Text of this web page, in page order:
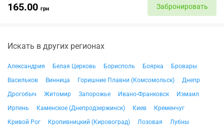
165.00 грн Забронировать
Искать в других регионах
Александрия Белая Церковь Борисполь Боярка
Бровары
Васильков
Винница Горишние Плавни (Комсомольск)
Днепр
Дрогобыч
Житомир Запорожье Ивано-Франковск
Измаил
Ирпень
Каменское (Днепродзержинск) Киев
Кременчуг
Кривой Рог
Кропивницкий (Кировоград) Лозовая
Лубны